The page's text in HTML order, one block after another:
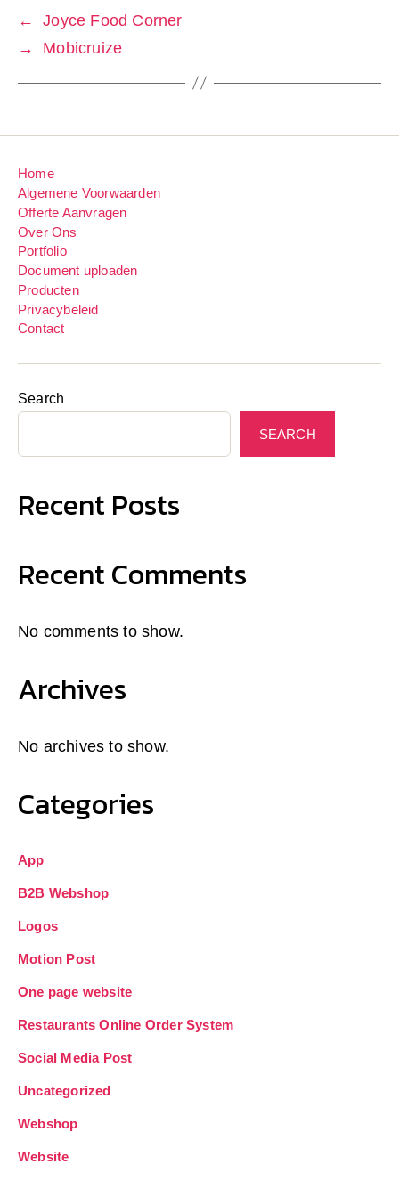
←
Joyce Food Corner
→
Mobicruize
Home
Algemene Voorwaarden
Offerte Aanvragen
Over Ons
Portfolio
Document uploaden
Producten
Privacybeleid
Contact
Search
SEARCH
Recent Posts
Recent Comments
No comments to show.
Archives
No archives to show.
Categories
App
B2B Webshop
Logos
Motion Post
One page website
Restaurants Online Order System
Social Media Post
Uncategorized
Webshop
Website